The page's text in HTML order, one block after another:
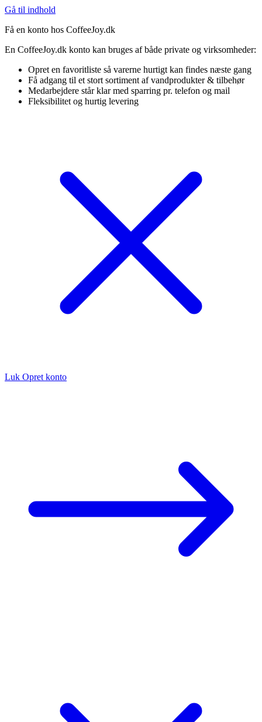
Gå til indhold
Få en konto hos CoffeeJoy.dk
En CoffeeJoy.dk konto kan bruges af både private og virksomheder:
Opret en favoritliste så varerne hurtigt kan findes næste gang
Få adgang til et stort sortiment af vandprodukter & tilbehør
Medarbejdere står klar med sparring pr. telefon og mail
Fleksibilitet og hurtig levering
Luk Opret konto